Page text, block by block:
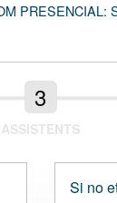
ASSISTENTS
Si no